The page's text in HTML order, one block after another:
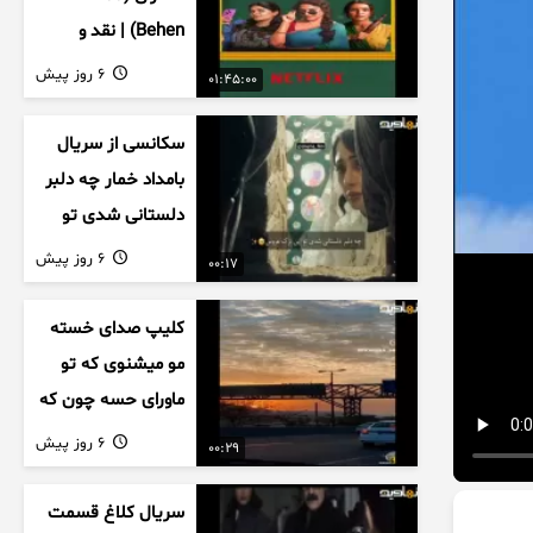
01:45:00
Behen) | نقد و
بررسی درام خانوادگی
هندی
00:17
سکانسی از سریال
بامداد خمار چه دلبر
دلستانی شدی تو
این بزک عروس..
00:29
کلیپ صدای خسته
مو میشنوی که تو
ماورای حسه چون که
داریم می رسیم به
اخرای قصه
سریال کلاغ قسمت